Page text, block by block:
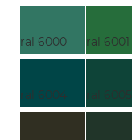
ral 6000 ral 6001
ral 6004 ral 6005